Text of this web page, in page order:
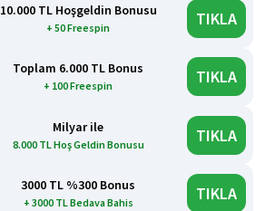
10.000 TL Hoşgeldin Bonusu
+ 50 Freespin TIKLA
Toplam 6.000 TL Bonus
+ 100 Freespin TIKLA
Milyar ile
8.000 TL Hoş Geldin Bonusu TIKLA
3000 TL %300 Bonus
+ 3000 TL Bedava Bahis TIKLA